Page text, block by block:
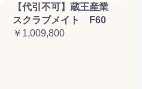
【代引不可】蔵王産業
スクラブメイト F60
￥1,009,800